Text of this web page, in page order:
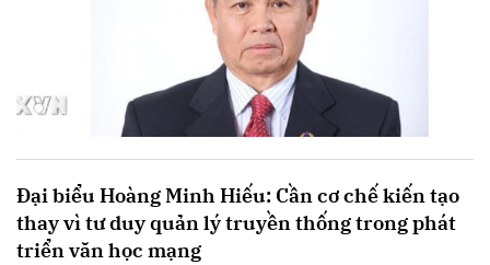
Đại biểu Hoàng Minh Hiếu: Cần cơ chế kiến tạo
thay vì tư duy quản lý truyền thống trong phát
triển văn học mạng